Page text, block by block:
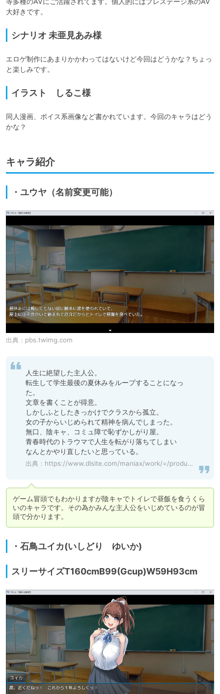
大好きです。
シナリオ 未亜見あみ様
エロゲ制作にあまりかかわってはないけど今回はどうかな？ちょっ
と楽しみです。
イラスト しるこ様
同人漫画、ボイス系画像など書かれています。今回のキャラはどう
かな？
キャラ紹介
・ユウヤ（名前変更可能）
出典： pbs.twimg.com
人生に絶望した主人公。
転生して学生最後の夏休みをループすることになっ
た。
文章を書くことが得意。
しかしふとしたきっかけでクラスから孤立。
女の子からいじめられて精神を病んでしまった。
無口、陰キャ、コミュ障で恥ずかしがり屋。
青春時代のトラウマで人生を転がり落ちてしまい
なんとかやり直したいと思っている。
出典： https://www.dlsite.com/maniax/work/=/product_id/RJ01178632.html
ゲーム冒頭でもわかりますが陰キャでトイレで昼飯を食うくら
いのキャラです。その為かみんな主人公をいじめているのが冒
頭で分かります。
・石鳥ユイカ(いしどり ゆいか)
スリーサイズT160cmB99(Gcup)W59H93cm